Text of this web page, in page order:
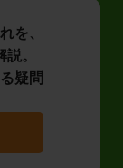
を、
。
疑問